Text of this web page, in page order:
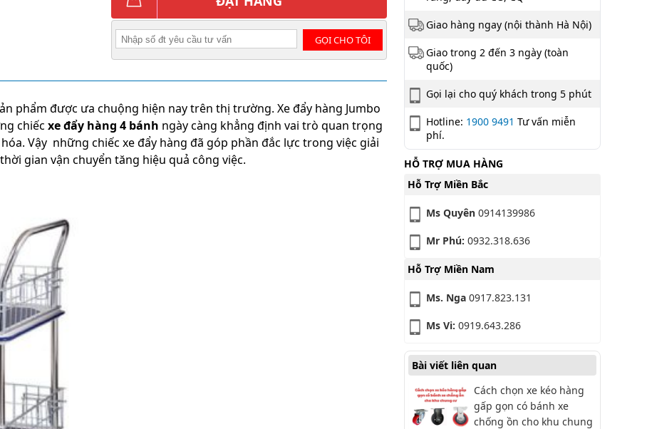
GỌI CHO TÔI
phẩm được ưa chuộng hiện nay trên thị trường. Xe đẩy hàng Jumbo
chiếc xe đẩy hàng 4 bánh ngày càng khẳng định vai trò quan trọng
Vậy những chiếc xe đẩy hàng đã góp phần đắc lực trong việc giải
gian vận chuyển tăng hiệu quả công việc.
Giao hàng ngay (nội thành Hà Nội)
Giao trong 2 đến 3 ngày (toàn
quốc)
Gọi lại cho quý khách trong 5 phút
Hotline: 1900 9491 Tư vấn miễn
phí.
HỖ TRỢ MUA HÀNG
Hỗ Trợ Miền Bắc
Ms Quyên 0914139986
Mr Phú: 0932.318.636
Hỗ Trợ Miền Nam
Ms. Nga 0917.823.131
Ms Vi: 0919.643.286
Bài viết liên quan
Cách chọn xe kéo hàng
gấp gọn có bánh xe
chống ồn cho khu chung